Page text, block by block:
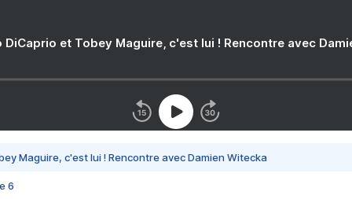
DiCaprio et Tobey Maguire, c'est lui ! Rencontre avec
Maguire, c'est lui ! Rencontre avec Damien Witecka
6